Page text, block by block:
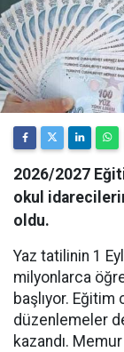
2026/2027
okul
oldu.
Yaz tatilinin 1
milyonlarca
başlıyor. Eğitim
düzenlemeler
kazandı.